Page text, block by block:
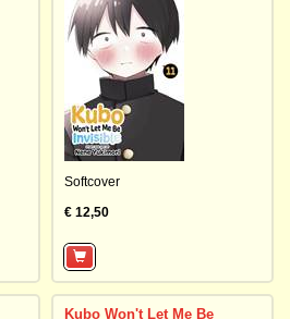
Softcover
€ 12,50
Kubo Won't Let Me Be